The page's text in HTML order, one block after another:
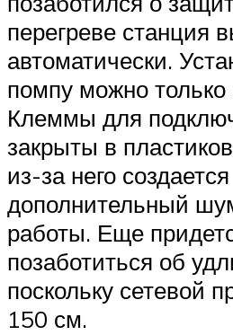
перегреве станция
автоматически.
помпу можно только
Клеммы для
закрыты в
из-за него создается
дополнительный
работы. Еще
позаботиться об
поскольку сетевой
150 см.